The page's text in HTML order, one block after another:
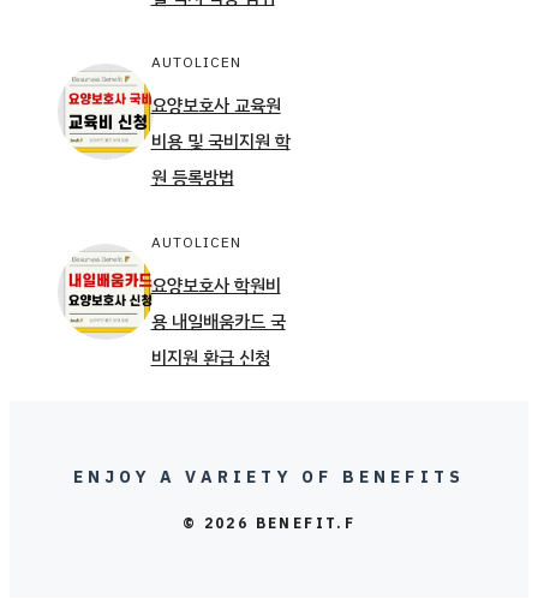
AUTOLICEN
요양보호사 교육원
비용 및 국비지원 학
원 등록방법
AUTOLICEN
요양보호사 학원비
용 내일배움카드 국
비지원 환급 신청
ENJOY A VARIETY OF BENEFITS
© 2026 BENEFIT.F